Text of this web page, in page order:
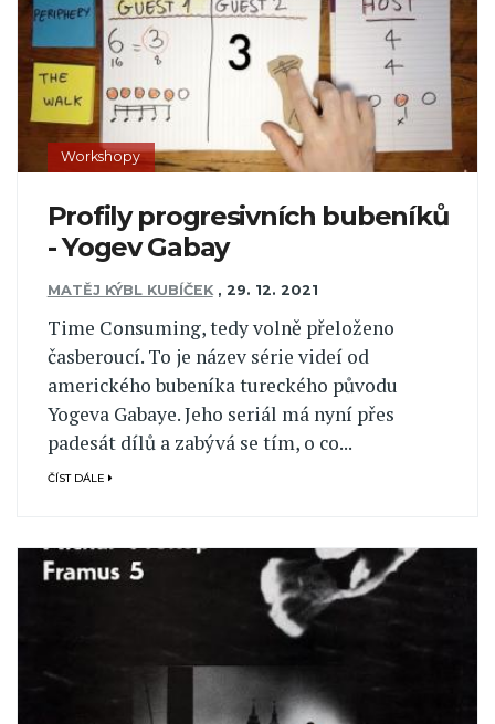
Workshopy
Profily progresivních bubeníků
- Yogev Gabay
MATĚJ KÝBL KUBÍČEK , 29. 12. 2021
Time Consuming, tedy volně přeloženo
časberoucí. To je název série videí od
amerického bubeníka tureckého původu
Yogeva Gabaye. Jeho seriál má nyní přes
padesát dílů a zabývá se tím, o co...
ČÍST DÁLE